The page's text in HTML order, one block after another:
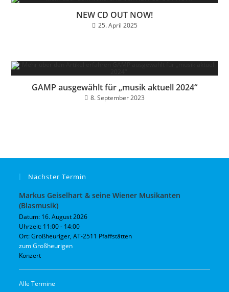
NEW CD OUT NOW!
25. April 2025
GAMP ausgewählt für „musik aktuell 2024“
8. September 2023
Nächster Termin
Markus Geiselhart & seine Wiener Musikanten
(Blasmusik)
Datum: 16. August 2026
Uhrzeit: 11:00 - 14:00
Ort:Großheuriger, AT-2511 Pfaffstätten
zum Großheurigen
Konzert
Alle Termine